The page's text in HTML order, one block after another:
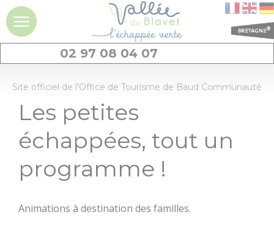
expériences à la
Les
02 97 08 04 07
Site officiel de l’Office de Tourisme de Baud Communauté
Les petites
échappées, tout un
programme !
Animations à destination des familles.